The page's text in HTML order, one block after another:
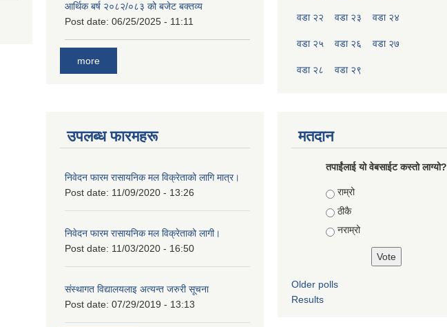
आर्थिक बर्ष २०८२/०८३ को बजेट बक्तव्य
Post date: 06/25/2025 - 11:11
more
वडा २२ वडा २३ वडा २४
वडा २५ वडा २६ वडा २७
वडा २८ वडा २९
उपलब्ध फारमहरू
निवेदन फारम रासायनिक मल विक्रेताको लागि मात्र।
Post date: 11/09/2020 - 13:26
निवेदन फारम रासायनिक मल विक्रेताको लागी।
Post date: 11/03/2020 - 16:50
संस्थागत विद्यालयलाइ अत्यन्त जरुरी सूचना
Post date: 07/29/2019 - 13:13
मतदान
तपाईंलाई यो वेबसाईट कस्तो लाग्यो?
Choices
राम्रो
ठीकै
नराम्रो
Older polls
Results